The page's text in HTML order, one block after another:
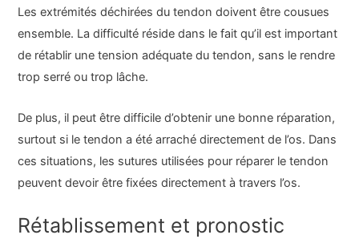
Les extrémités déchirées du tendon doivent être cousues
ensemble. La difficulté réside dans le fait qu’il est important
de rétablir une tension adéquate du tendon, sans le rendre
trop serré ou trop lâche.
De plus, il peut être difficile d’obtenir une bonne réparation,
surtout si le tendon a été arraché directement de l’os. Dans
ces situations, les sutures utilisées pour réparer le tendon
peuvent devoir être fixées directement à travers l’os.
Rétablissement et pronostic